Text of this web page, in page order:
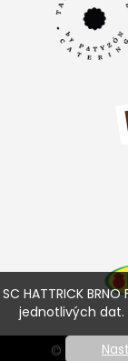
SC HATTRICK
jednotlivých dat.
© SC